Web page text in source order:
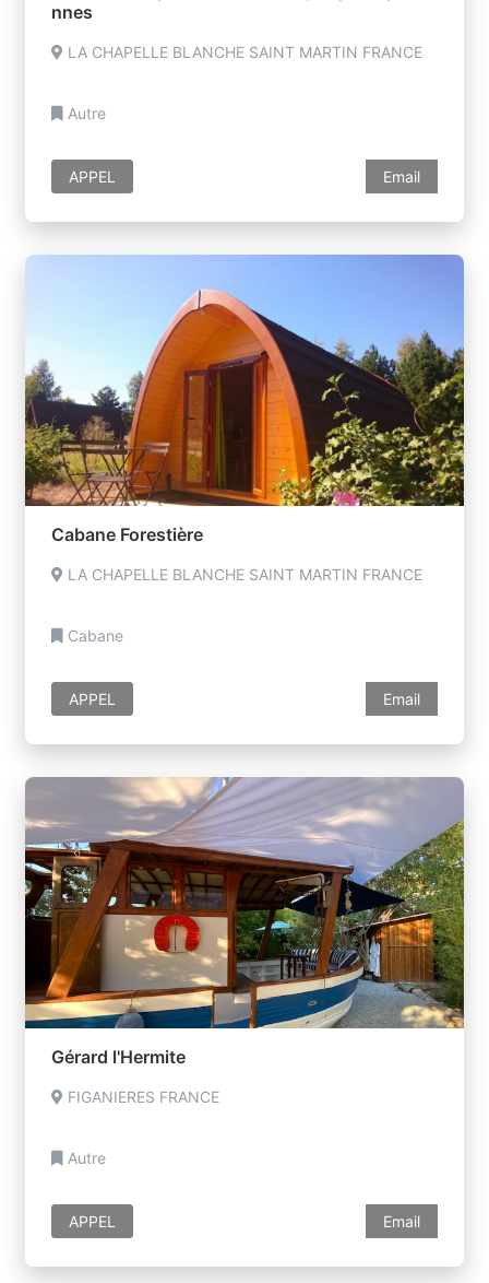
nnes
LA CHAPELLE BLANCHE SAINT MARTIN FRANCE
Autre
APPEL Email
Cabane Forestière
LA CHAPELLE BLANCHE SAINT MARTIN FRANCE
Cabane
APPEL Email
Gérard l'Hermite
FIGANIERES FRANCE
Autre
APPEL Email